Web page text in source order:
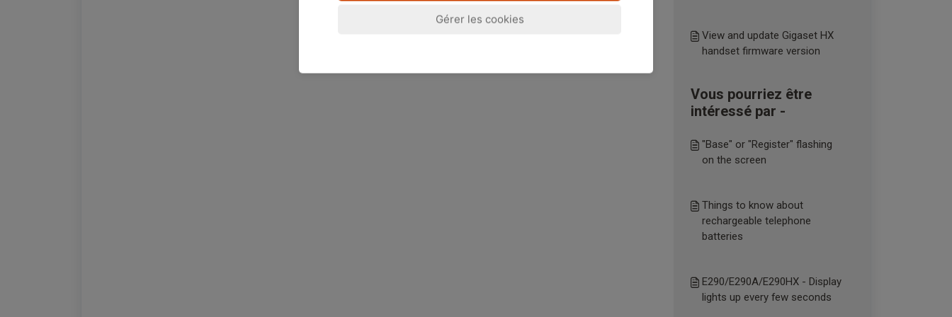
View and update Gigaset HX
handset firmware version
Vous pourriez être
intéressé par -
"Base" or "Register" flashing
on the screen
Things to know about
rechargeable telephone
batteries
E290/E290A/E290HX - Display
lights up every few seconds
Gérer les cookies